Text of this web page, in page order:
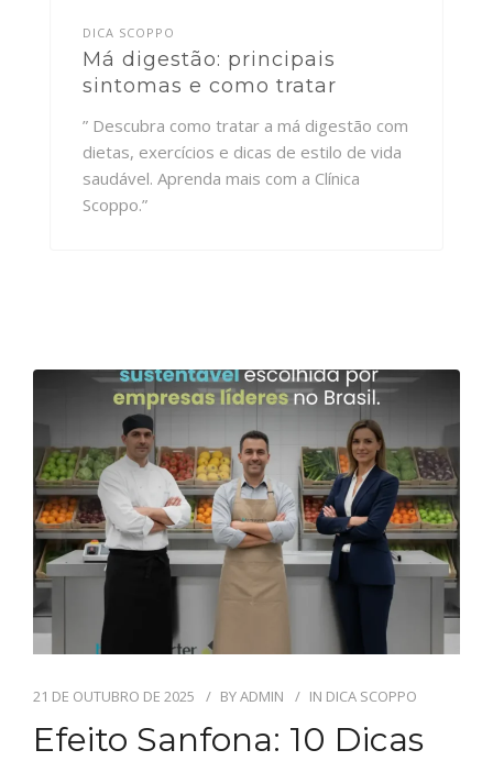
DICA SCOPPO
Má digestão: principais
sintomas e como tratar
” Descubra como tratar a má digestão com
dietas, exercícios e dicas de estilo de vida
saudável. Aprenda mais com a Clínica
Scoppo.”
21 DE OUTUBRO DE 2025 BYADMIN IN DICA SCOPPO
Efeito Sanfona: 10 Dicas